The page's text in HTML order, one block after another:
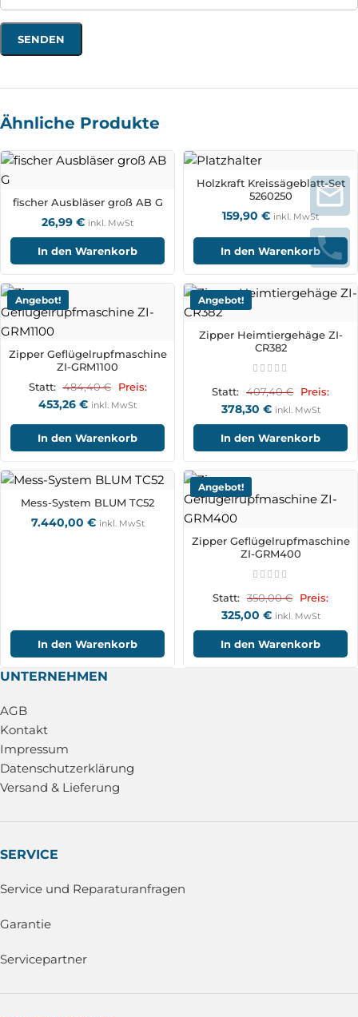
Ähnliche Produkte
fischer Ausbläser groß AB G
26,99 € inkl. MwSt
In den Warenkorb
Holzkraft Kreissägeblatt-Set
5260250
159,90 € inkl. MwSt
In den Warenkorb
Angebot!
Zipper Geflügelrupfmaschine
ZI-GRM1100
Statt: 484,40€ Preis:
453,26 € inkl. MwSt
In den Warenkorb
Angebot!
Zipper Heimtiergehäge ZI-
CR382
Statt: 407,40€ Preis:
378,30 € inkl. MwSt
In den Warenkorb
Mess-System BLUM TC52
7.440,00 € inkl. MwSt
In den Warenkorb
Angebot!
Zipper Geflügelrupfmaschine
ZI-GRM400
Statt: 350,00€ Preis:
325,00 € inkl. MwSt
In den Warenkorb
UNTERNEHMEN
AGB
Kontakt
Impressum
Datenschutzerklärung
Versand & Lieferung
SERVICE
Service und Reparaturanfragen
Garantie
Servicepartner